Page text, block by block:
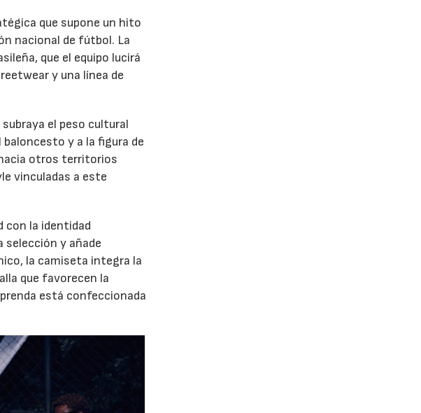
que supone un hito
nacional de fútbol. La
que el equipo lucirá
y una línea de
el peso cultural
y a la figura de
otros territorios
vinculadas a este
con la identidad
y añade
la camiseta integra la
que favorecen la
está confeccionada